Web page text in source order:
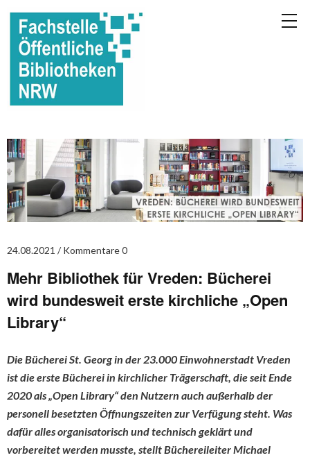
24.08.2021 Kommentare 0
Mehr Bibliothek für Vreden: Bücherei
wird bundesweit erste kirchliche „Open
Library“
Die Bücherei St. Georg in der 23.000 Einwohnerstadt Vreden
ist die erste Bücherei in kirchlicher Trägerschaft, die seit Ende
2020 als „Open Library“ den Nutzern auch außerhalb der
personell besetzten Öffnungszeiten zur Verfügung steht. Was
dafür alles organisatorisch und technisch geklärt und
vorbereitet werden musste, stellt Büchereileiter Michael